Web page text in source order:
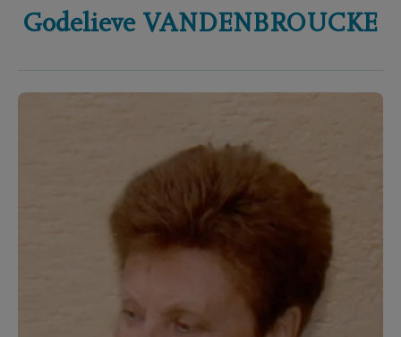
Godelieve VANDENBROUCKE